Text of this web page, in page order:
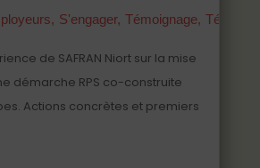
S'engager Témoignage
de SAFRAN Niort sur la mise
démarche RPS co-construite
Actions concrètes et premiers